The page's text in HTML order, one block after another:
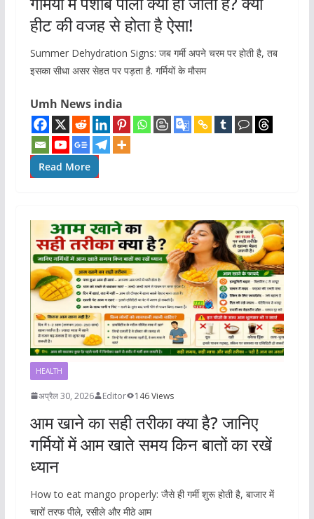
हीट की वजह से होता है ऐसा!
Summer Dehydration Signs: जब गर्मी अपने चरम पर होती है, तब
इसका सीधा असर सेहत पर पड़ता है. गर्मियों के मौसम
Umh News india
Read More
HEALTH
अप्रैल 30, 2026 Editor 146 Views
आम खाने का सही तरीका क्या है? जानिए
गर्मियों में आम खाते समय किन बातों का रखें
ध्यान
How to eat mango properly: जैसे ही गर्मी शुरू होती है, बाजार में
चारों तरफ पीले, रसीले और मीठे आम